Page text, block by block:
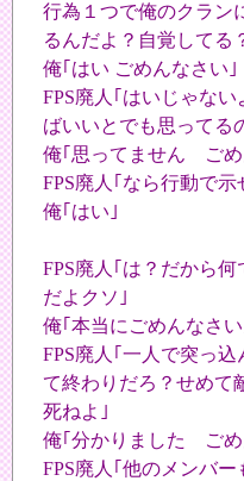
行為１つで俺のクラン
るんだよ？自覚してる
俺｢はい ごめんなさい｣
FPS廃人｢はいじゃな
ばいいとでも思ってる
俺｢思ってません ごめ
FPS廃人｢なら行動で
俺｢はい｣
FPS廃人｢は？だから
だよクソ｣
俺｢本当にごめんなさい
FPS廃人｢一人で突っ
て終わりだろ？せめて
死ねよ｣
俺｢分かりました ごめ
FPS廃人｢他のメンバ